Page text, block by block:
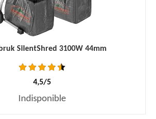
SilentShred 3100W 44mm
4,5/5
Indisponible